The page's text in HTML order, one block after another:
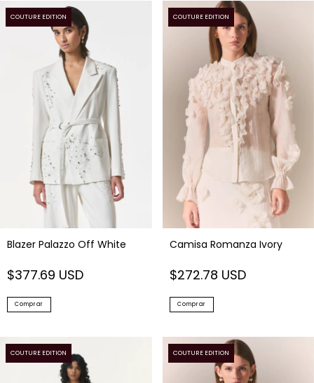
COUTURE EDITION
Blazer Palazzo Off White
$377.69 USD
Comprar
COUTURE EDITION
Camisa Romanza Ivory
$272.78 USD
Comprar
COUTURE EDITION COUTURE EDITION